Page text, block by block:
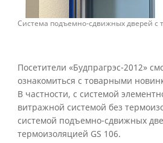
Система подъемно-сдвижных дверей с
Посетители «Будпрагрэс-2012»
ознакомиться с товарными
В частности, с системой
витражной системой без
системой подъемно-сдвижных
термоизоляцией GS 106.